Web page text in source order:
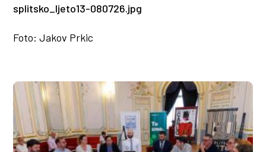
splitsko_ljeto13-080726.jpg
Foto: Jakov Prkic